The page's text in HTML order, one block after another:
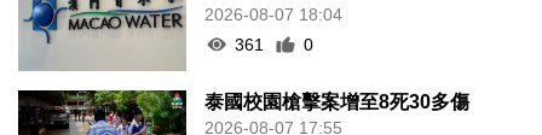
2026-08-07 18:04
361
0
泰國校園槍擊案增至8死30多傷
2026-08-07 17:55